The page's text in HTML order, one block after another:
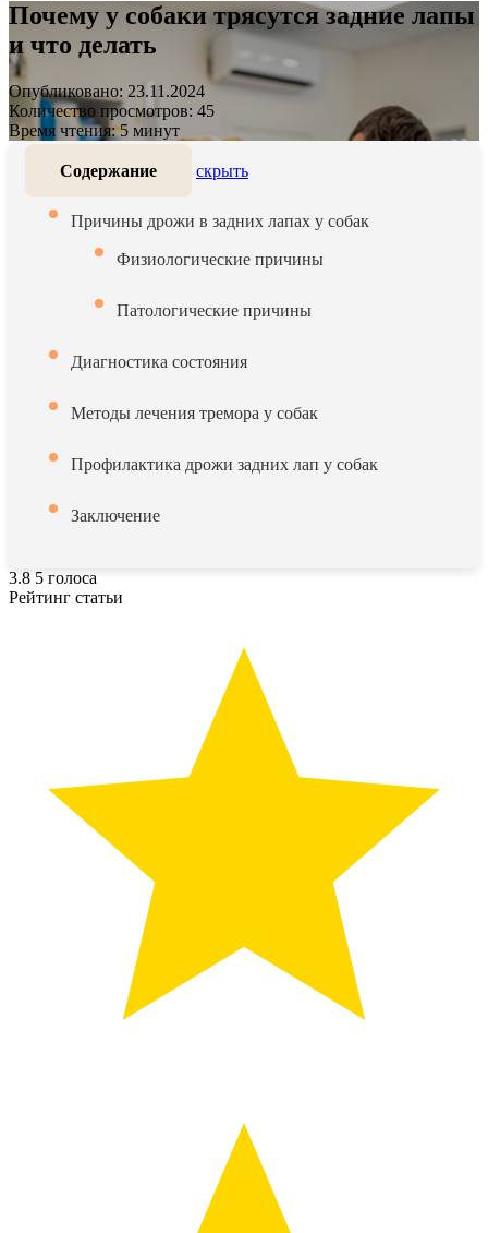
Почему у собаки трясутся задние лапы
и что делать
Опубликовано: 23.11.2024
Количество просмотров: 45
Время чтения: 5 минут
Содержание скрыть
Причины дрожи в задних лапах у собак
Физиологические причины
Патологические причины
Диагностика состояния
Методы лечения тремора у собак
Профилактика дрожи задних лап у собак
Заключение
3.8 5 голоса
Рейтинг статьи